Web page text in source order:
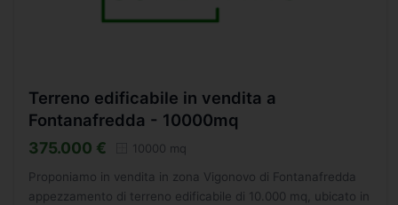
Terreno edificabile in vendita a
Fontanafredda - 10000mq
375.000 € 10000 mq
Proponiamo in vendita in zona Vigonovo di Fontanafredda
appezzamento di terreno edificabile di 10.000 mq, ubicato in